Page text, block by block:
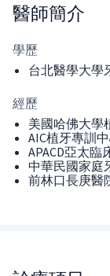
醫師簡介
學歷
台北醫學大學
經歷
美國哈佛大學
AIC植牙專訓
APACD亞太
中華民國家庭
前林口長庚醫